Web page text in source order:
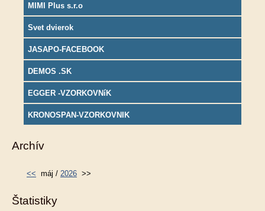
MIMI Plus s.r.o
Svet dvierok
JASAPO-FACEBOOK
DEMOS .SK
EGGER -VZORKOVNíK
KRONOSPAN-VZORKOVNIK
Archív
<< máj / 2026 >>
Štatistiky